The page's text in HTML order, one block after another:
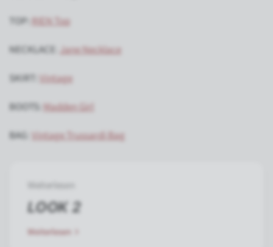
TOP: RIEN Top
NECKLACE Jane Necklace
SKIRT: Vintage
BOOTS: Madden Girl
BAG Vintage Trussardi Bag
Weiterlesen
LOOK 2
Weiterlesen